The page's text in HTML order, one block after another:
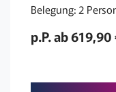
Belegung: 2
p.P. ab 619,90